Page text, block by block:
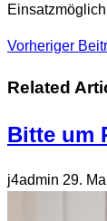
Vorheriger
Related
Bitte um
j4admin 29.